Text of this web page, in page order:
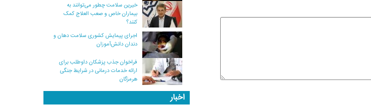
خیرین سلامت چطور می‌توانند به
بیماران خاص و صعب العلاج کمک
کنند؟
اجرای پیمایش کشوری سلامت دهان و
دندان دانش‌آموزان
فراخوان جذب پزشکان داوطلب برای
ارائه خدمات درمانی در شرایط جنگی
هرمزگان
اخبار